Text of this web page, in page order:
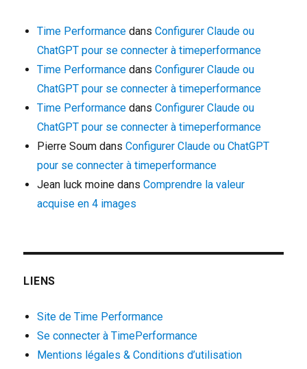
Time Performance dansConfigurer Claude ou
ChatGPT pour se connecter à timeperformance
Time Performance dansConfigurer Claude ou
ChatGPT pour se connecter à timeperformance
Time Performance dansConfigurer Claude ou
ChatGPT pour se connecter à timeperformance
Pierre Soum dansConfigurer Claude ou ChatGPT
pour se connecter à timeperformance
Jean luck moine dansComprendre la valeur
acquise en 4 images
LIENS
Site de Time Performance
Se connecter à TimePerformance
Mentions légales & Conditions d’utilisation